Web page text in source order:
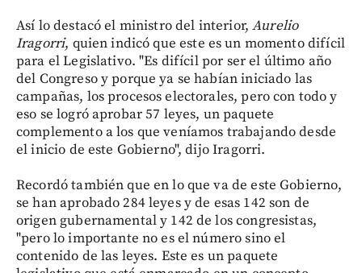
Así lo destacó el ministro del interior,Aurelio
Iragorri, quien indicó que este es un momento difícil
para el Legislativo. "Es difícil por ser el último año
del Congreso y porque ya se habían iniciado las
campañas, los procesos electorales, pero con todo y
eso se logró aprobar 57 leyes, un paquete
complemento a los que veníamos trabajando desde
el inicio de este Gobierno", dijo Iragorri.
Recordó también que en lo que va de este Gobierno,
se han aprobado 284 leyes y de esas 142 son de
origen gubernamental y 142 de los congresistas,
"pero lo importante no es el número sino el
contenido de las leyes. Este es un paquete